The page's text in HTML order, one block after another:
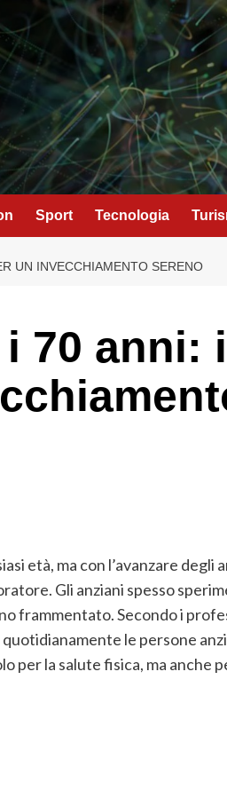
Sport Tecnologia
UN INVECCHIAMENTO SERENO
70 anni:
età, ma con l’avanzare degli
Gli anziani spesso
frammentato. Secondo i
le persone
per la salute fisica, ma anche